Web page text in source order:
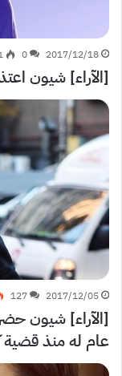
2017/12/18
0
[الآراء] شيون
2017/12/05
127
[الآراء] شيون
عام له منذ قضية